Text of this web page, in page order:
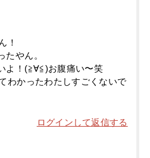
！
たやん。
よ！(≧∀≦)お腹痛い〜笑
わかったわたしすごくないで
ログインして返信する